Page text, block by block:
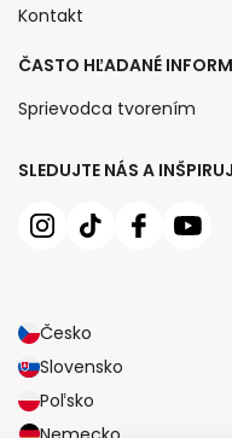
SLEDUJTE NÁS A
Česko
Slovensko
Poľsko
Kontakt
ČASTO HĽADANÉ
Sprievodca tvorením